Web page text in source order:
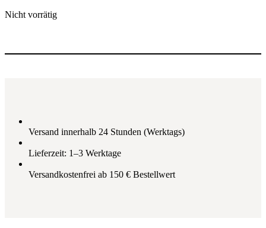
Nicht vorrätig
Versand innerhalb 24 Stunden (Werktags)
Lieferzeit: 1–3 Werktage
Versandkostenfrei ab 150 € Bestellwert